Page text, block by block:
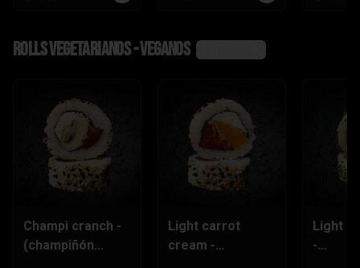
Rolls vegetarianos - veganos
Champi cranch -
(champiñón
Light carrot
cream -
Light
-